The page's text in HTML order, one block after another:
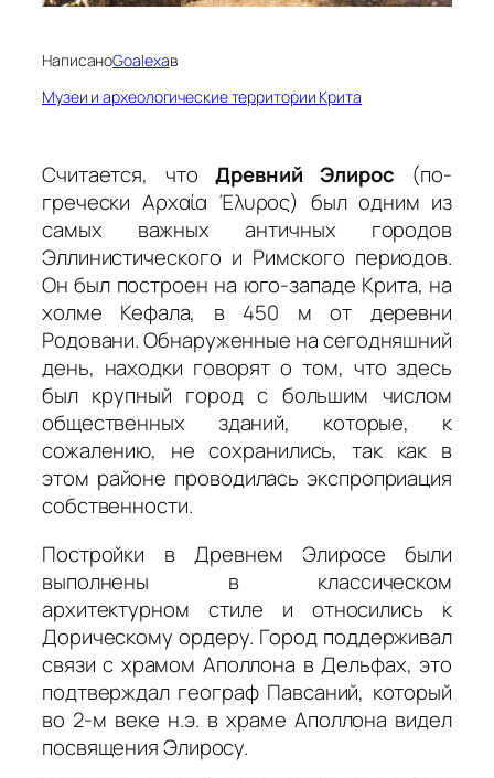
НаписаноGoalexaв
Музеи и археологические территории Крита
Считается, чтоДревний Элирос (по-
гречески Αρχαία Έλυρος) был одним из
самых важных античных городов
Эллинистического и Римского периодов.
Он был построен на юго-западе Крита, на
холме Кефала, в 450 м от деревни
Родовани. Обнаруженные на сегодняшний
день, находки говорят о том, что здесь
был крупный город с большим числом
общественных зданий, которые, к
сожалению, не сохранились, так как в
этом районе проводилась экспроприация
собственности.
Постройки в Древнем Элиросе были
выполнены в классическом
архитектурном стиле и относились к
Дорическому ордеру. Город поддерживал
связи с храмом Аполлона в Дельфах, это
подтверждал географ Павсаний, который
во 2-м веке н.э. в храме Аполлона видел
посвящения Элиросу.